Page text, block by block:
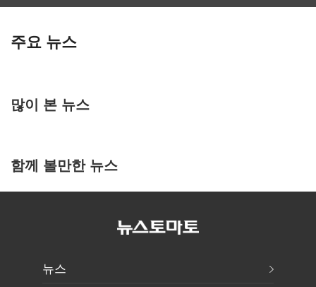
주요 뉴스
많이 본 뉴스
함께 볼만한 뉴스
뉴스